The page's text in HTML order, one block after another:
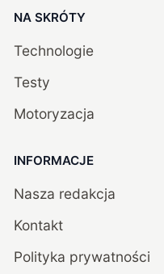
NA SKRÓTY
Technologie
Testy
Motoryzacja
INFORMACJE
Nasza redakcja
Kontakt
Polityka prywatności